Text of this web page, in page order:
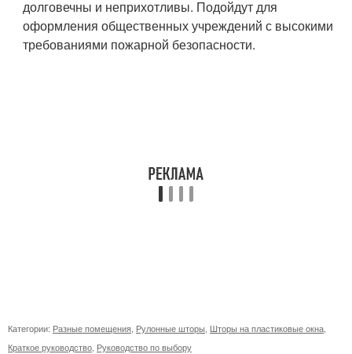
долговечны и неприхотливы. Подойдут для
оформления общественных учреждений с высокими
требованиями пожарной безопасности.
Категории: Разные помещения Рулонные шторы Шторы на пластиковые окна
Краткое руководство Руководство по выбору